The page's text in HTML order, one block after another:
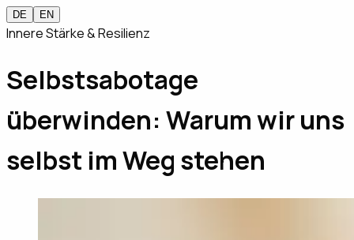
DE EN
Innere Stärke & Resilienz
Selbstsabotage
überwinden: Warum wir uns
selbst im Weg stehen